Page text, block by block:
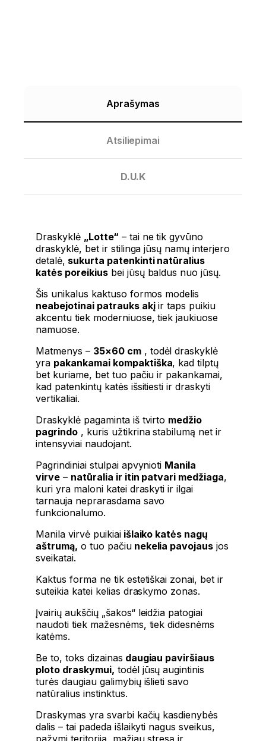
Aprašymas
Atsiliepimai
D.U.K
Draskyklė „Lotte“ – tai ne tik gyvūno
draskyklė, bet ir stilinga jūsų namų interjero
detalė, sukurta patenkinti natūralius
katės poreikiusbei jūsų baldus nuo jūsų.
Šis unikalus kaktuso formos modelis
neabejotinai patrauks akįir taps puikiu
akcentu tiek moderniuose, tiek jaukiuose
namuose.
Matmenys – 35×60 cm, todėl draskyklė
yra pakankamai kompaktiška, kad tilptų
bet kuriame, bet tuo pačiu ir pakankamai,
kad patenkintų katės išsitiesti ir draskyti
vertikaliai.
Draskyklė pagaminta iš tvirto medžio
pagrindo, kuris užtikrina stabilumą net ir
intensyviai naudojant.
Pagrindiniai stulpai apvynioti Manila
virve– natūralia ir itin patvari medžiaga,
kuri yra maloni katei draskyti ir ilgai
tarnauja neprarasdama savo
funkcionalumo.
Manila virvė puikiaiišlaiko katės nagų
aštrumą, o tuo pačiunekelia pavojaus jos
sveikatai.
Kaktus forma ne tik estetiškai zonai, bet ir
suteikia katei kelias draskymo zonas.
Įvairių aukščių „šakos“ leidžia patogiai
naudoti tiek mažesnėms, tiek didesnėms
katėms.
Be to, toks dizainas daugiau paviršiaus
ploto draskymui, todėl jūsų augintinis
turės daugiau galimybių išlieti savo
natūralius instinktus.
Draskymas yra svarbi kačių kasdienybės
dalis – tai padeda išlaikyti nagus sveikus,